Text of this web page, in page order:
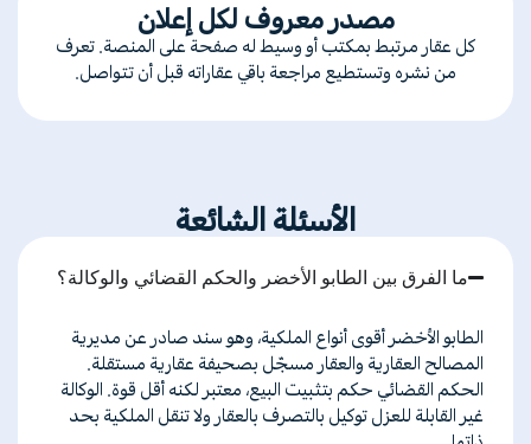
مصدر معروف لكل إعلان
كل عقار مرتبط بمكتب أو وسيط له صفحة على المنصة. تعرف
من نشره وتستطيع مراجعة باقي عقاراته قبل أن تتواصل.
الأسئلة الشائعة
ما الفرق بين الطابو الأخضر والحكم القضائي والوكالة؟
الطابوالأخضر أقوى أنواعالملكية،وهوسندصادر عنمديرية
المصالحالعقاريةوالعقار مسجّل بصحيفةعقاريةمستقلة.
الحكمالقضائي حكمبتثبيتالبيع،معتبر لكنهأقل قوة.الوكالة
غير القابلةللعزل توكيل بالتصرفبالعقار ولاتنقل الملكيةبحد